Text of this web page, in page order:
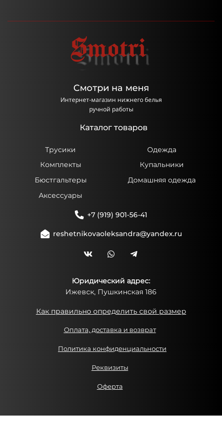
Смотри на меня
Интернет-магазин нижнего белья
ручной работы
Каталог товаров
Трусики
Одежда
Комплекты
Купальники
Бюстгальтеры
Домашняя одежда
Аксессуары
+7 (919) 901-56-41
reshetnikovaoleksandra@yandex.ru
Юридический адрес:
Ижевск, Пушкинская 186
Как правильно определить свой размер
Оплата, доставка и возврат
Политика конфиденциальности
Реквизиты
Оферта